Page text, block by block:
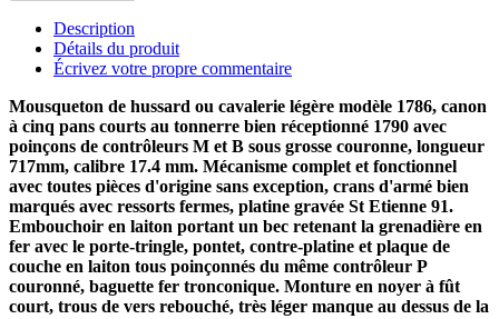
Description
Détails du produit
Écrivez votre propre commentaire
Mousqueton de hussard ou cavalerie légère modèle 1786, canon
à cinq pans courts au tonnerre bien réceptionné 1790 avec
poinçons de contrôleurs M et B sous grosse couronne, longueur
717mm, calibre 17.4 mm. Mécanisme complet et fonctionnel
avec toutes pièces d'origine sans exception, crans d'armé bien
marqués avec ressorts fermes, platine gravée St Etienne 91.
Embouchoir en laiton portant un bec retenant la grenadière en
fer avec le porte-tringle, pontet, contre-platine et plaque de
couche en laiton tous poinçonnés du même contrôleur P
couronné, baguette fer tronconique. Monture en noyer à fût
court, trous de vers rebouché, très léger manque au dessus de la